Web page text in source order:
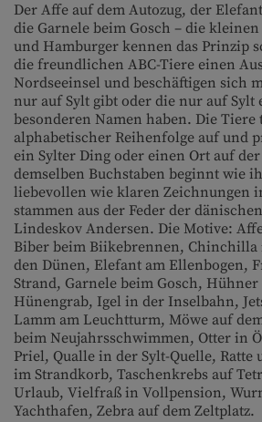
Der Affe auf dem Autozug, der
die Garnele beim Gosch – die
und Hamburger kennen das Prinzip
die freundlichen ABC-Tiere einen
Nordseeinsel und beschäftigen sich
nur auf Sylt gibt oder die nur auf Sylt
besonderen Namen haben. Die Tiere
alphabetischer Reihenfolge auf und
ein Sylter Ding oder einen Ort auf
demselben Buchstaben beginnt wie
liebevollen wie klaren Zeichnungen
stammen aus der Feder der
Lindeskov Andersen. Die Motive:
Biber beim Biikebrennen, Chinchilla
den Dünen, Elefant am Ellenbogen,
Strand, Garnele beim Gosch, Hühner
Hünengrab, Igel in der Inselbahn,
Lamm am Leuchtturm, Möwe auf
beim Neujahrsschwimmen, Otter in
Priel, Qualle in der Sylt-Quelle, Ratte
im Strandkorb, Taschenkrebs auf
Urlaub, Vielfraß in Vollpension,
Yachthafen, Zebra auf dem Zeltplatz.